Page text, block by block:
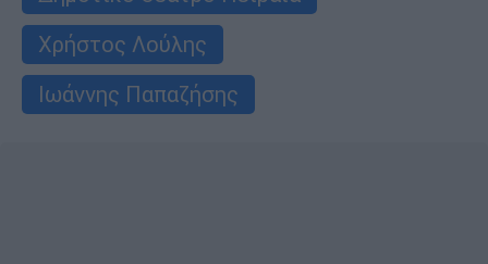
Χρήστος Λούλης
Ιωάννης Παπαζήσης